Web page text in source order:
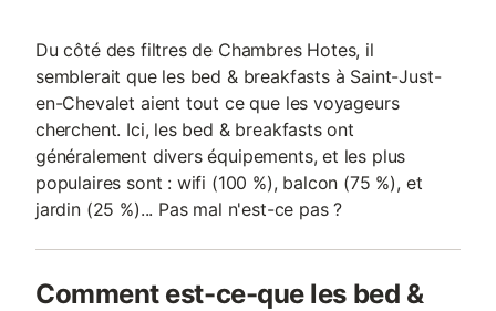
Du côté des filtres de Chambres Hotes, il
semblerait que les bed & breakfasts à Saint-Just-
en-Chevalet aient tout ce que les voyageurs
cherchent. Ici, les bed & breakfasts ont
généralement divers équipements, et les plus
populaires sont : wifi (100 %), balcon (75 %), et
jardin (25 %)... Pas mal n'est-ce pas ?
Comment est-ce-que les bed &